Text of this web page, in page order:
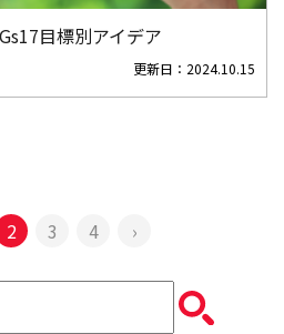
目標別アイデア
更新日： 2024.10.15
2 3 4 ›